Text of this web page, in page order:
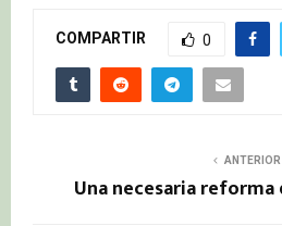
COMPARTIR 0
ANTERIOR
Una necesaria